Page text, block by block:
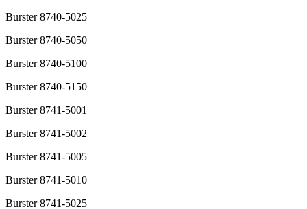
Burster 8740-5025
Burster 8740-5050
Burster 8740-5100
Burster 8740-5150
Burster 8741-5001
Burster 8741-5002
Burster 8741-5005
Burster 8741-5010
Burster 8741-5025